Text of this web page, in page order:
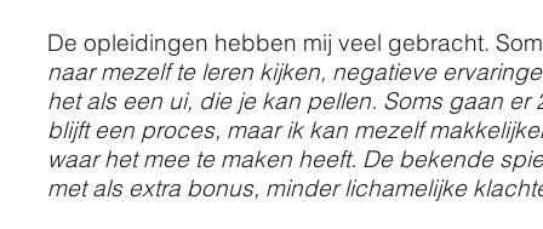
De opleidingen hebben mij veel gebracht.
naar mezelf te leren kijken, negatieve
het als een ui, die je kan pellen. Soms gaan
blijft een proces, maar ik kan mezelf
waar het mee te maken heeft. De bekende
met als extra bonus, minder lichamelijke